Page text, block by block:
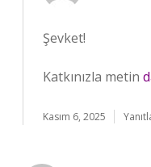
Şevket!
Katkınızla metin
Kasım 6, 2025